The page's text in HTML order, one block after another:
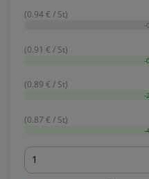
(0.94 € / St)
-
(0.91 € / St)
-
(0.89 € / St)
-
(0.87 € / St)
-
Menge